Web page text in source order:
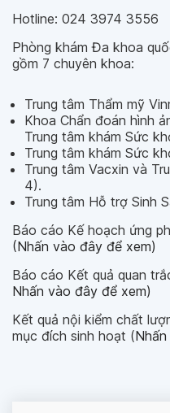
Hotline: 024 3974 3556
Phòng khám Đa khoa
gồm 7 chuyên khoa:
Trung tâm Thẩm mỹ
Khoa Chẩn đoán hình
Trung tâm khám Sức
Trung tâm khám Sức
Trung tâm Vacxin và
4).
Trung tâm Hỗ trợ Sinh
Báo cáo Kế hoạch ứng
(Nhấn vào đây để xem)
Báo cáo Kết quả quan
Nhấn vào đây để xem)
Kết quả nội kiểm chất
mục đích sinh hoạt (